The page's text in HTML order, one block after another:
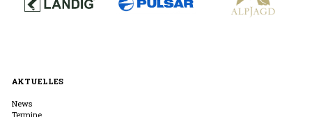
AKTUELLES
News
Termine